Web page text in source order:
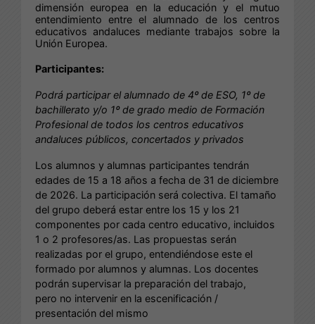
dimensión europea en la educación y el mutuo
entendimiento entre el alumnado de los centros
educativos andaluces mediante trabajos sobre la
Unión Europea.
Participantes:
Podrá participar el alumnado de 4º de ESO, 1º de
bachillerato y/o 1º de grado medio de Formación
Profesional de todos los centros educativos
andaluces públicos, concertados y privados
Los alumnos y alumnas participantes tendrán
edades de 15 a 18 años a fecha de 31 de diciembre
de 2026. La participación será colectiva. El tamaño
del grupo deberá estar entre los 15 y los 21
componentes por cada centro educativo, incluidos
1 o 2 profesores/as. Las propuestas serán
realizadas por el grupo, entendiéndose este el
formado por alumnos y alumnas. Los docentes
podrán supervisar la preparación del trabajo,
pero no intervenir en la escenificación /
presentación del mismo